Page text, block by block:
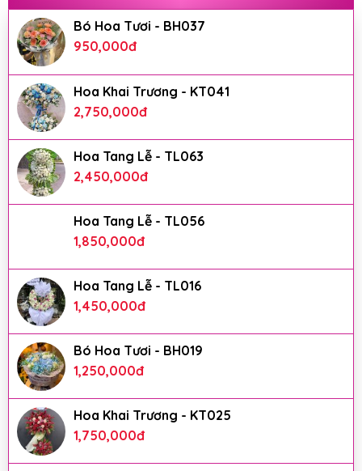
Bó Hoa Tươi - BH037
950,000đ
Hoa Khai Trương - KT041
2,750,000đ
Hoa Tang Lễ - TL063
2,450,000đ
Hoa Tang Lễ - TL056
1,850,000đ
Hoa Tang Lễ - TL016
1,450,000đ
Bó Hoa Tươi - BH019
1,250,000đ
Hoa Khai Trương - KT025
1,750,000đ